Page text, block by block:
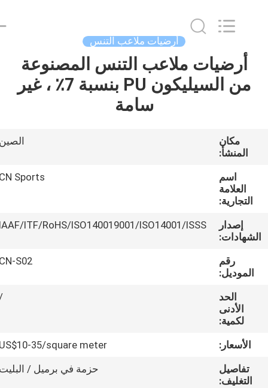
مسكن
معلومات
عنا
جولة
المعمل
مراقبة
الجودة
اتصل
أرضيات ملاعب التنس
أرضيات ملاعب التنس المصنوعة
من السيليكون PU بنسبة 7٪ ، غير
سامة
مكان
المنشأ:
الصين
اسم
العلامة
التجارية:
CN Sports
إصدار
IAAF/ITF/RoHS/ISO140019001/ISO14001/ISSS
رقم
الموديل:
CN-S02
الحد
الأدنى
لكمية:
الأسعار:
US$10-35/square meter
تفاصيل
التغليف:
حزمة في برميل / البليت